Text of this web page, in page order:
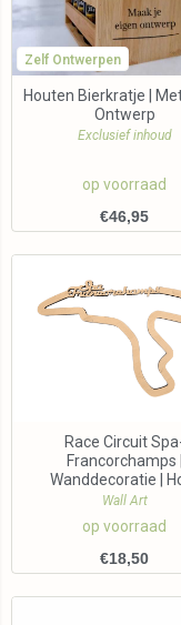
Zelf Ontwerpen
Houten Bierkratje |
Ontwerp
Exclusief inhoud
op voorraad
€46,95
Race Circuit
Francorchamps |
Wanddecoratie |
Wall Art
op voorraad
€18,50